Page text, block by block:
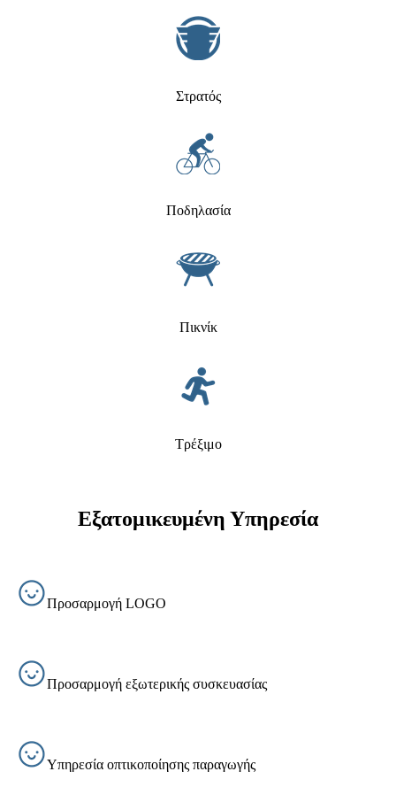
Στρατός
Ποδηλασία
Πικνίκ
Τρέξιμο
Εξατομικευμένη Υπηρεσία
Προσαρμογή LOGO
Προσαρμογή εξωτερικής συσκευασίας
Υπηρεσία οπτικοποίησης παραγωγής